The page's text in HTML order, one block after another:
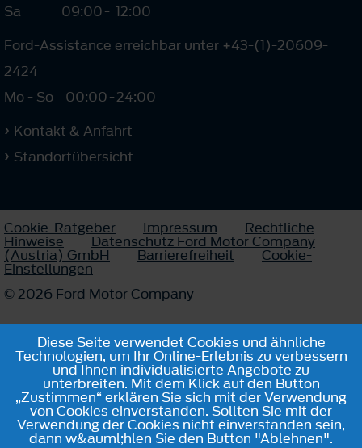
Sa
09:00- 12:00
Ford-Assistance erreichbar unter +43-(1)-20609-
2424
Mo - So
00:00-24:00
Kontakt & Anfahrt
Standortübersicht
Cookie-Ratgeber Impressum Rechtliche
Hinweise Datenschutz Ford Motor Company
(Austria) GmbH Barrierefreiheit Cookie-
Einstellungen
© 2026 Ford Motor Company
Diese Seite verwendet Cookies und ähnliche
Technologien, um Ihr Online-Erlebnis zu verbessern
und Ihnen individualisierte Angebote zu
unterbreiten. Mit dem Klick auf den Button
„Zustimmen“ erklären Sie sich mit der Verwendung
von Cookies einverstanden. Sollten Sie mit der
Verwendung der Cookies nicht einverstanden sein,
dann w&auml;hlen Sie den Button "Ablehnen".